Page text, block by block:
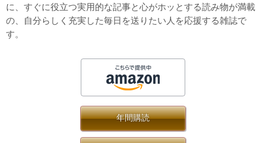
に、すぐに役立つ実用的な記事と心がホッとする読み物が満載
の、自分らしく充実した毎日を送りたい人を応援する雑誌で
す。
年間購読